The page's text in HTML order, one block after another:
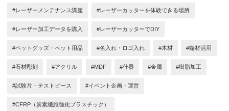
#レーザーメンテナンス講座 #レーザーカッターを体験できる場所
#レーザー加工データを購入 #レーザーカッターでDIY
#ペットグッズ・ペット用品 #名入れ・ロゴ入れ #木材 #端材活用
#石材彫刻 #アクリル #MDF #什器 #金属 #樹脂加工
#試験片・テストピース #イベント企画・運営
#CFRP（炭素繊維強化プラスチック）